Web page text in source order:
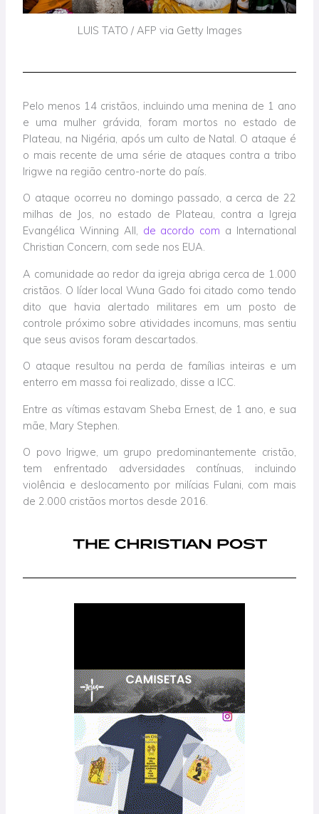
LUIS TATO / AFP via Getty Images
Pelo menos 14 cristãos, incluindo uma menina de 1 ano
e uma mulher grávida, foram mortos no estado de
Plateau, na Nigéria, após um culto de Natal. O ataque é
o mais recente de uma série de ataques contra a tribo
Irigwe na região centro-norte do país.
O ataque ocorreu no domingo passado, a cerca de 22
milhas de Jos, no estado de Plateau, contra a Igreja
Evangélica Winning All, de acordo com a International
Christian Concern, com sede nos EUA.
A comunidade ao redor da igreja abriga cerca de 1.000
cristãos. O líder local Wuna Gado foi citado como tendo
dito que havia alertado militares em um posto de
controle próximo sobre atividades incomuns, mas sentiu
que seus avisos foram descartados.
O ataque resultou na perda de famílias inteiras e um
enterro em massa foi realizado, disse a ICC.
Entre as vítimas estavam Sheba Ernest, de 1 ano, e sua
mãe, Mary Stephen.
O povo Irigwe, um grupo predominantemente cristão,
tem enfrentado adversidades contínuas, incluindo
violência e deslocamento por milícias Fulani, com mais
de 2.000 cristãos mortos desde 2016.